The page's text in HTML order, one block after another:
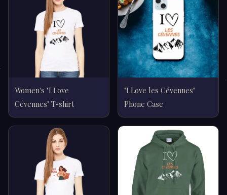
Women's "I Love
Cévennes" T-shirt
"I Love les Cévennes"
Phone Case